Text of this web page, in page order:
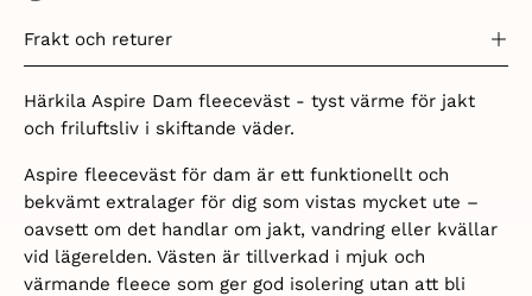
Frakt och returer
Härkila Aspire Dam fleeceväst - tyst värme för jakt
och friluftsliv i skiftande väder.
Aspire fleeceväst för dam är ett funktionellt och
bekvämt extralager för dig som vistas mycket ute –
oavsett om det handlar om jakt, vandring eller kvällar
vid lägerelden. Västen är tillverkad i mjuk och
värmande fleece som ger god isolering utan att bli